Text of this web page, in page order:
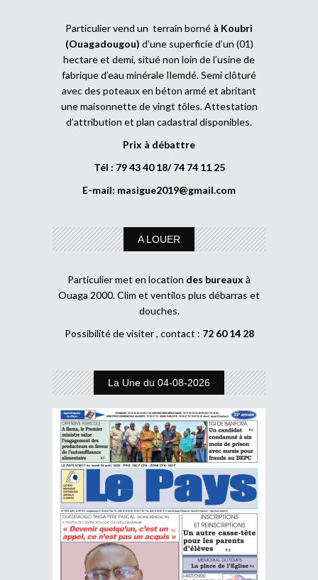
Particulier vend un terrain borné à Koubri
(Ouagadougou) d’une superficie d’un (01)
hectare et demi, situé non loin de l’usine de
fabrique d’eau minérale Ilemdé. Semi clôturé
avec des poteaux en béton armé et abritant
une maisonnette de vingt tôles. Attestation
d’attribution et plan cadastral disponibles.
Prix à débattre
Tél : 79 43 40 18/ 74 74 11 25
E-mail: masigue2019@gmail.com
A LOUER
Particulier met en location des bureaux à
Ouaga 2000. Clim et ventilos plus débarras et
douches.
Possibilité de visiter , contact : 72 60 14 28
La Une du 04-08-2026